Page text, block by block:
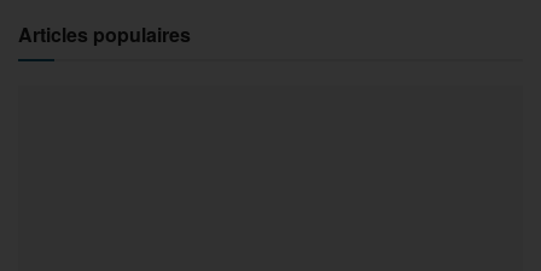
Articles populaires